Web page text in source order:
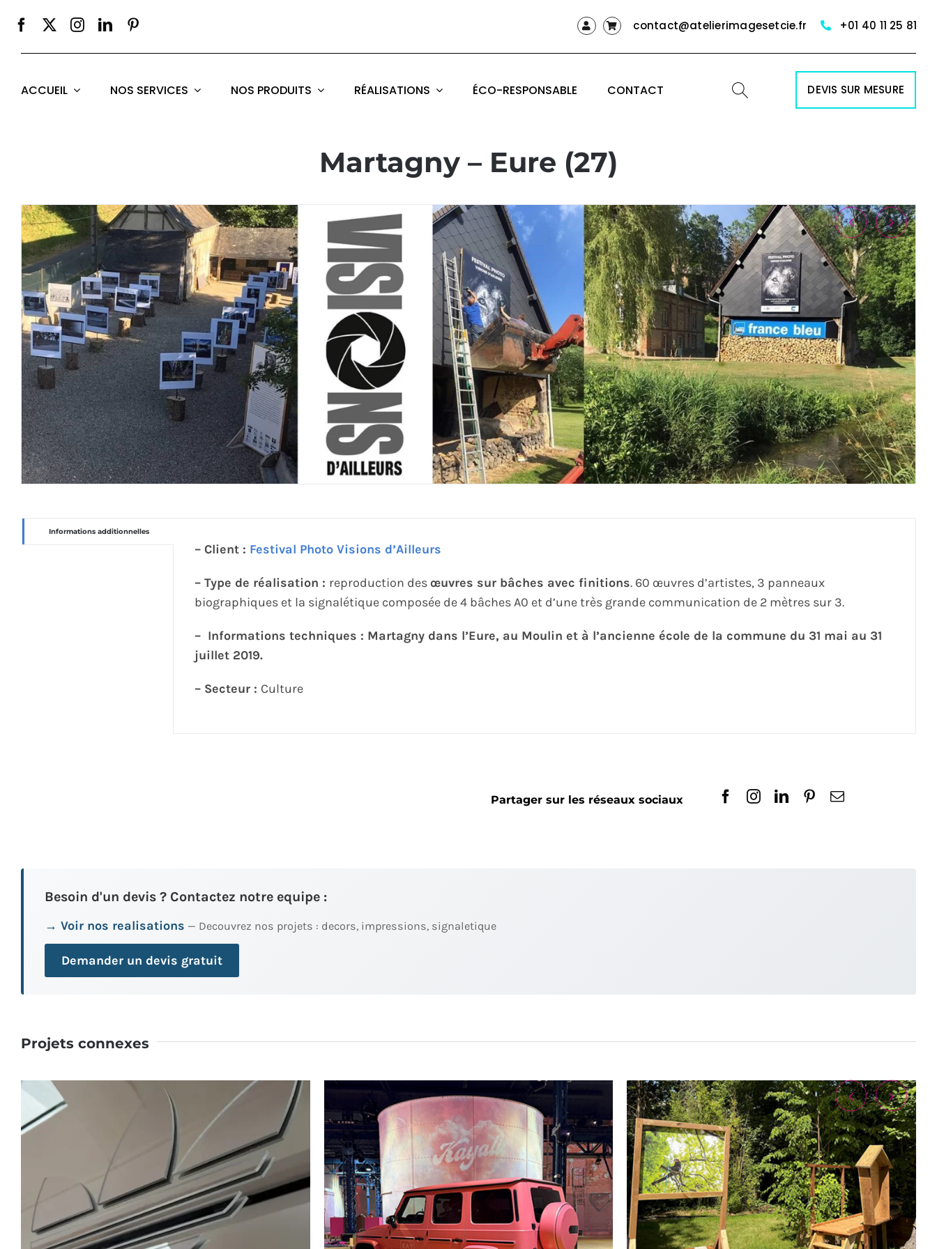
contact@atelierimagesetcie.fr +01 40 11 25 81
ACCUEIL NOS SERVICES NOS PRODUITS RÉALISATIONS ÉCO-RESPONSABLE CONTACT DEVIS SUR MESURE
Martagny – Eure (27)
Informations additionnelles
– Client : Festival Photo Visions d’Ailleurs
– Type de réalisation : reproduction desœuvres sur bâches avec finitions. 60 œuvres d’artistes, 3 panneaux
biographiques et la signalétique composée de 4 bâches A0 et d’une très grande communication de 2 mètres sur 3.
– Informations techniques : Martagny dans l’Eure, au Moulin et à l’ancienne école de la commune du 31 mai au 31
juillet 2019.
– Secteur : Culture
Partager sur les réseaux sociaux
Besoin d'un devis ? Contactez notre equipe :
→ Voir nos realisations — Decouvrez nos projets : decors, impressions, signaletique
Demander un devis gratuit
Projets connexes